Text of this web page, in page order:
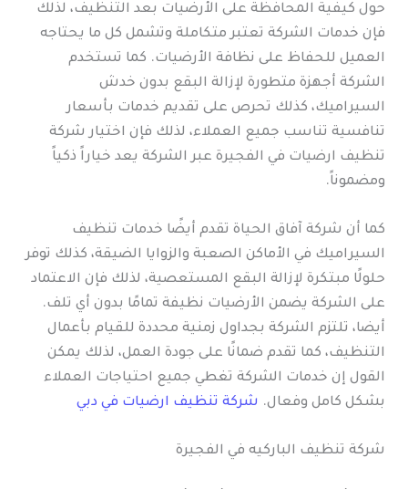
حول كيفية المحافظة على الأرضيات بعد التنظيف، لذلك
فإن خدمات الشركة تعتبر متكاملة وتشمل كل ما يحتاجه
العميل للحفاظ على نظافة الأرضيات. كما تستخدم
الشركة أجهزة متطورة لإزالة البقع بدون خدش
السيراميك، كذلك تحرص على تقديم خدمات بأسعار
تنافسية تناسب جميع العملاء، لذلك فإن اختيار شركة
تنظيف ارضيات في الفجيرة عبر الشركة يعد خياراً ذكياً
ومضموناً.
كما أن شركة آفاق الحياة تقدم أيضًا خدمات تنظيف
السيراميك في الأماكن الصعبة والزوايا الضيقة، كذلك توفر
حلولًا مبتكرة لإزالة البقع المستعصية، لذلك فإن الاعتماد
على الشركة يضمن الأرضيات نظيفة تمامًا بدون أي تلف.
أيضا، تلتزم الشركة بجداول زمنية محددة للقيام بأعمال
التنظيف، كما تقدم ضمانًا على جودة العمل، لذلك يمكن
القول إن خدمات الشركة تغطي جميع احتياجات العملاء
بشكل كامل وفعال. شركة تنظيف ارضيات في دبي
شركة تنظيف الباركيه في الفجيرة